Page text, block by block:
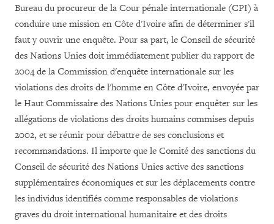
Bureau du procureur de la Cour pénale internationale (CPI) à
conduire une mission en Côte d'Ivoire afin de déterminer s'il
faut y ouvrir une enquête. Pour sa part, le Conseil de sécurité
des Nations Unies doit immédiatement publier du rapport de
2004 de la Commission d'enquête internationale sur les
violations des droits de l'homme en Côte d'Ivoire, envoyée par
le Haut Commissaire des Nations Unies pour enquêter sur les
allégations de violations des droits humains commises depuis
2002, et se réunir pour débattre de ses conclusions et
recommandations. Il importe que le Comité des sanctions du
Conseil de sécurité des Nations Unies active des sanctions
supplémentaires économiques et sur les déplacements contre
les individus identifiés comme responsables de violations
graves du droit international humanitaire et des droits